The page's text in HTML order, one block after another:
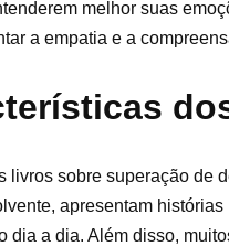
melhor suas
a empatia e a
livros sobre superação de
apresentam
dia a dia. Além disso,